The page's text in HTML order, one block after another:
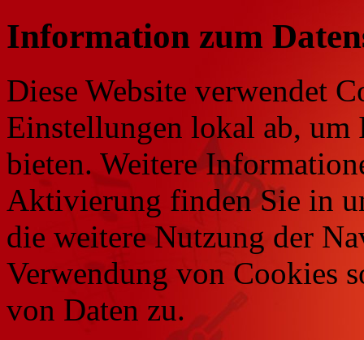
Information zum
Diese Website verwendet
Einstellungen lokal ab, um
bieten. Weitere
Aktivierung finden Sie in
die weitere Nutzung der
Verwendung von Cookies
von Daten zu.